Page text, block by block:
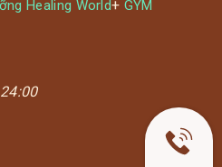
Healing World+ GYM